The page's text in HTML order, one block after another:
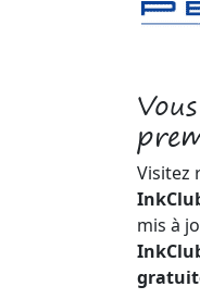
Visitez
mis à